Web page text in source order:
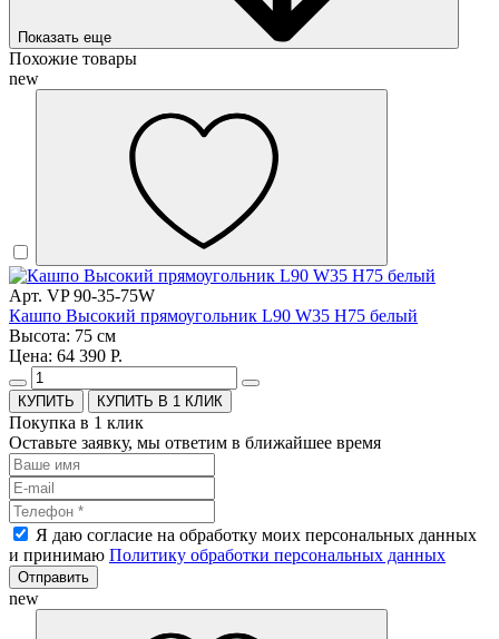
Показать еще
Похожие товары
new
Арт. VP 90-35-75W
Кашпо Высокий прямоугольник L90 W35 H75 белый
Высота: 75 см
Цена: 64 390 Р.
КУПИТЬ В 1 КЛИК
Покупка в 1 клик
Оставьте заявку, мы ответим в ближайшее время
Я даю согласие на обработку моих персональных данных
и принимаю Политику обработки персональных данных
Отправить
new